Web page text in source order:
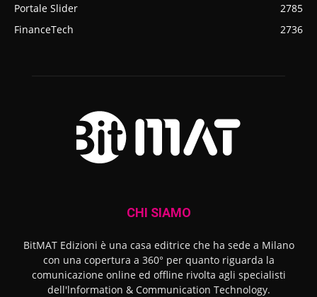
Portale Slider
2785
FinanceTech
2736
CHI SIAMO
BitMAT Edizioni è una casa editrice che ha sede a Milano
con una copertura a 360° per quanto riguarda la
comunicazione online ed offline rivolta agli specialisti
dell'lnformation & Communication Technology.